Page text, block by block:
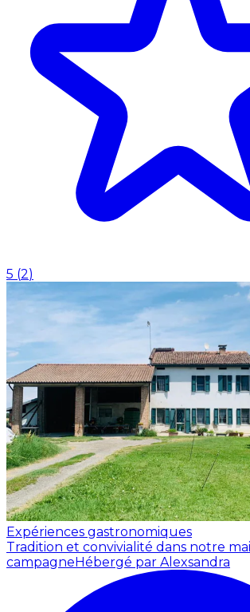
5 (2)
Expériences gastronomiques
Tradition et convivialité dans notre
campagneHébergé par Alexsandra